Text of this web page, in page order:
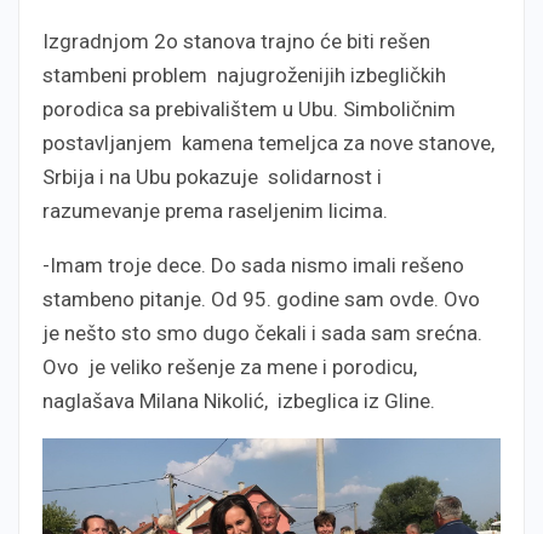
Izgradnjom 2o stanova trajno će biti rešen
stambeni problem najugroženijih izbegličkih
porodica sa prebivalištem u Ubu. Simboličnim
postavljanjem kamena temeljca za nove stanove,
Srbija i na Ubu pokazuje solidarnost i
razumevanje prema raseljenim licima.
-Imam troje dece. Do sada nismo imali rešeno
stambeno pitanje. Od 95. godine sam ovde. Ovo
je nešto sto smo dugo čekali i sada sam srećna.
Ovo je veliko rešenje za mene i porodicu,
naglašava Milana Nikolić, izbeglica iz Gline.